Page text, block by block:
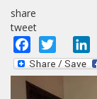
share
tweet
Facebook
Twitter